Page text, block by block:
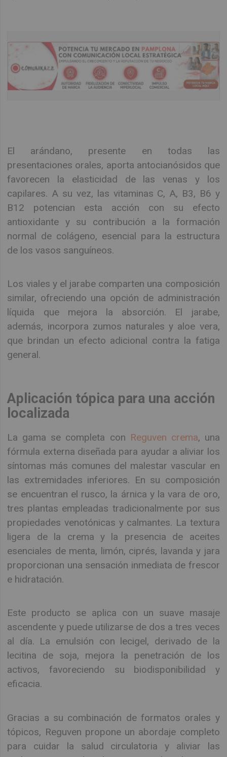
El arándano, presente en todas las
presentaciones orales, aporta antocianósidos que
favorecen la elasticidad de las venas y los
capilares. A su vez, las vitaminas C, A, B3, B6 y
B12 potencian esta acción con su efecto
antioxidante y su contribución a la formación
normal de colágeno, esencial para la estructura
de los vasos sanguíneos.
Los viales y el jarabe comparten una composición
similar, ofreciendo una opción de administración
líquida que mejora la absorción. El jarabe,
además, incorpora zumos naturales y aloe vera,
que brindan un efecto adicional contra la fatiga
general.
Aplicación tópica para una acción
localizada
La gama se completa con Reguven crema, una
fórmula externa diseñada para ayudar a aliviar los
síntomas más comunes del malestar vascular en
las extremidades inferiores. En su composición
se encuentran el rusco, la árnica y la vara de oro,
tres plantas empleadas tradicionalmente por sus
propiedades venotónicas y calmantes. La textura
ligera de la crema y la presencia de aceites
esenciales de menta, limón, ciprés, lavanda y jara
proporcionan una sensación inmediata de frescor
e hidratación.
Este producto se aplica con un suave masaje
ascendente y puede utilizarse de dos a tres veces
al día. La emulsión con lecigel, derivado de la
lecitina de soja, mejora la penetración de los
activos, favoreciendo su biodisponibilidad y
eficacia.
Gracias a su combinación de formatos orales y
tópicos, Reguven propone un abordaje completo
para cuidar la salud circulatoria y aliviar las